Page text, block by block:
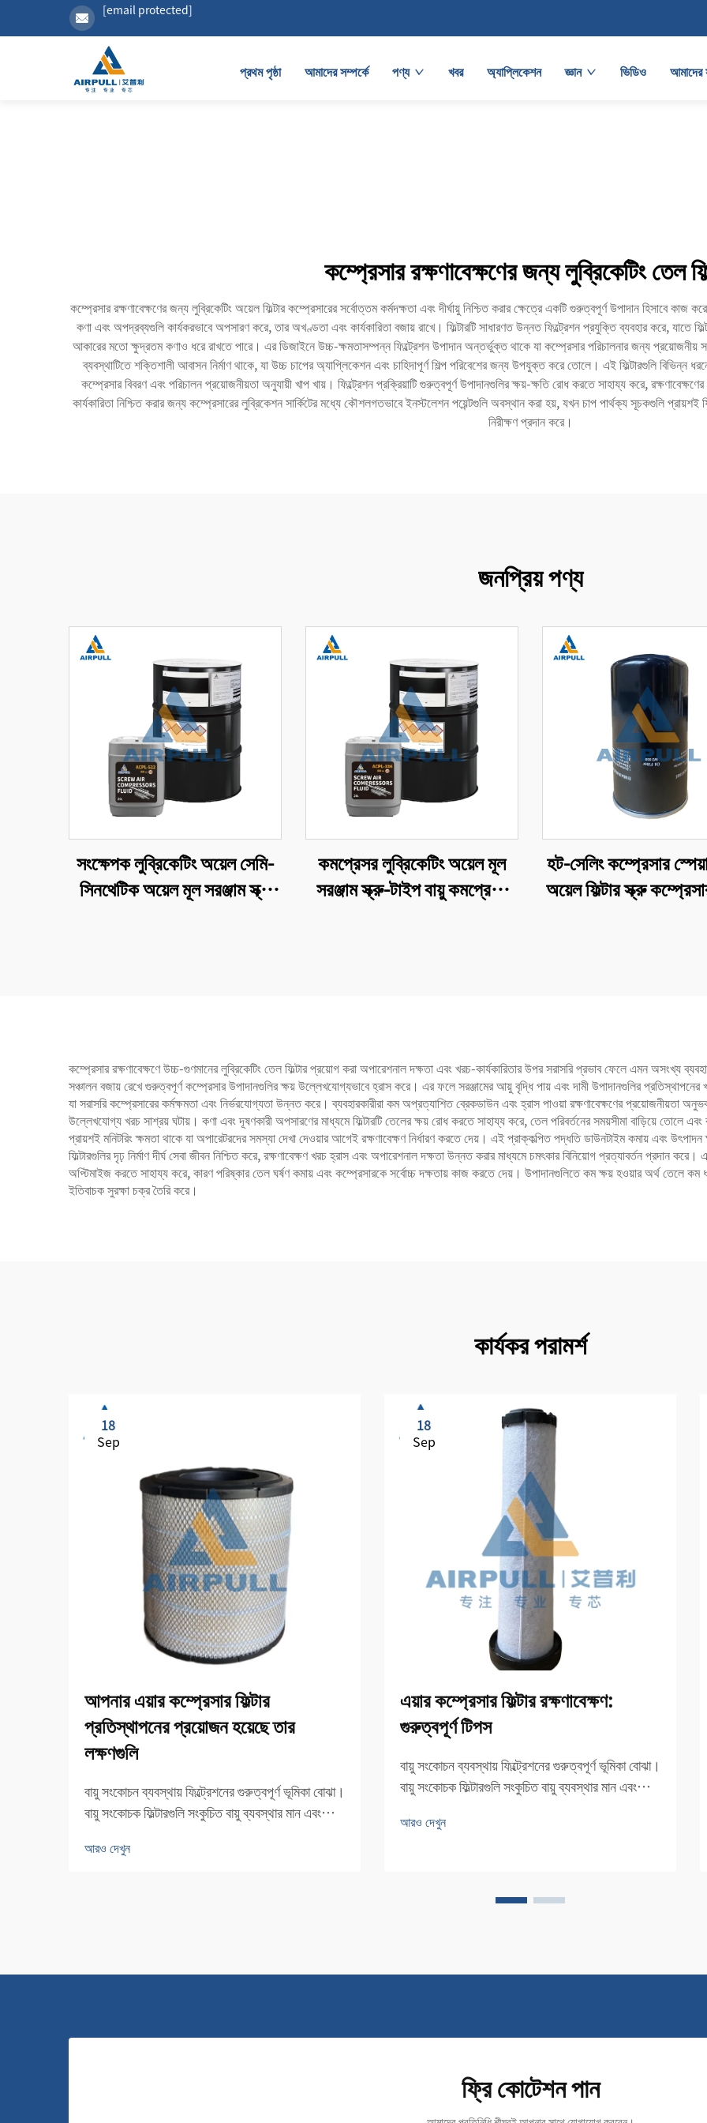
[email protected]
প্রথম পৃষ্ঠা আমাদের সম্পর্কে পণ্য খবর অ্যাপ্লিকেশন জ্ঞান ভিডিও
কম্প্রেসার রক্ষণাবেক্ষণের জন্য লুব্রিকেটিং তেল
কম্প্রেসার রক্ষণাবেক্ষণের জন্য লুব্রিকেটিং অয়েল ফিল্টার কম্প্রেসারের সর্বোত্তম কর্মদক্ষতা এবং দীর্ঘায়ু নিশ্চিত করার ক্ষেত্রে একটি গুরুত্বপূর্ণ উপাদান হিসাবে
কণা এবং অপদ্রব্যগুলি কার্যকরভাবে অপসারণ করে, তার অখণ্ডতা এবং কার্যকারিতা বজায় রাখে। ফিল্টারটি সাধারণত উন্নত ফিল্ট্রেশন প্রযুক্তি ব্যবহার করে,
আকারের মতো ক্ষুদ্রতম কণাও ধরে রাখতে পারে। এর ডিজাইনে উচ্চ-ক্ষমতাসম্পন্ন ফিল্ট্রেশন উপাদান অন্তর্ভুক্ত থাকে যা কম্প্রেসার পরিচালনার জন্য প্রয়োজনীয়
ব্যবস্থাটিতে শক্তিশালী আবাসন নির্মাণ থাকে, যা উচ্চ চাপের অ্যাপ্লিকেশন এবং চাহিদাপূর্ণ শিল্প পরিবেশের জন্য উপযুক্ত করে তোলে। এই ফিল্টারগুলি বিভিন্ন
কম্প্রেসার বিবরণ এবং পরিচালন প্রয়োজনীয়তা অনুযায়ী খাপ খায়। ফিল্ট্রেশন প্রক্রিয়াটি গুরুত্বপূর্ণ উপাদানগুলির ক্ষয়-ক্ষতি রোধ করতে সাহায্য করে,
কার্যকারিতা নিশ্চিত করার জন্য কম্প্রেসারের লুব্রিকেশন সার্কিটের মধ্যে কৌশলগতভাবে ইনস্টলেশন পয়েন্টগুলি অবস্থান করা হয়, যখন চাপ পার্থক্য সূচকগুলি প্রায়শই
নিরীক্ষণ প্রদান করে।
জনপ্রিয় পণ্য
সংক্ষেপক লুব্রিকেটিং অয়েল সেমি-
সিনথেটিক অয়েল মূল সরঞ্জাম স্ক্রু
কমপ্রেসর লুব্রিকেটিং অয়েল মূল
সরঞ্জাম স্ক্রু-টাইপ বায়ু কমপ্রেসর
হট-সেলিং কম্প্রেসার
অয়েল ফিল্টার স্ক্রু
কম্প্রেসার রক্ষণাবেক্ষণে উচ্চ-গুণমানের লুব্রিকেটিং তেল ফিল্টার প্রয়োগ করা অপারেশনাল দক্ষতা এবং খরচ-কার্যকারিতার উপর সরাসরি প্রভাব ফেলে এমন অসংখ্য
সঞ্চালন বজায় রেখে গুরুত্বপূর্ণ কম্প্রেসার উপাদানগুলির ক্ষয় উল্লেখযোগ্যভাবে হ্রাস করে। এর ফলে সরঞ্জামের আয়ু বৃদ্ধি পায় এবং দামী উপাদানগুলির
যা সরাসরি কম্প্রেসারের কর্মক্ষমতা এবং নির্ভরযোগ্যতা উন্নত করে। ব্যবহারকারীরা কম অপ্রত্যাশিত ব্রেকডাউন এবং হ্রাস পাওয়া রক্ষণাবেক্ষণের প্রয়োজনীয়তা
উল্লেখযোগ্য খরচ সাশ্রয় ঘটায়। কণা এবং দূষণকারী অপসারণের মাধ্যমে ফিল্টারটি তেলের ক্ষয় রোধ করতে সাহায্য করে, তেল পরিবর্তনের সময়সীমা বাড়িয়ে তোলে
প্রায়শই মনিটরিং ক্ষমতা থাকে যা অপারেটরদের সমস্যা দেখা দেওয়ার আগেই রক্ষণাবেক্ষণ নির্ধারণ করতে দেয়। এই প্রাক্‌কল্পিত পদ্ধতি ডাউনটাইম কমায় এবং
ফিল্টারগুলির দৃঢ় নির্মাণ দীর্ঘ সেবা জীবন নিশ্চিত করে, রক্ষণাবেক্ষণ খরচ হ্রাস এবং অপারেশনাল দক্ষতা উন্নত করার মাধ্যমে চমৎকার বিনিয়োগ প্রত্যাবর্তন প্রদান
অপ্টিমাইজ করতে সাহায্য করে, কারণ পরিষ্কার তেল ঘর্ষণ কমায় এবং কম্প্রেসারকে সর্বোচ্চ দক্ষতায় কাজ করতে দেয়। উপাদানগুলিতে কম ক্ষয় হওয়ার অর্থ তেলে
ইতিবাচক সুরক্ষা চক্র তৈরি করে।
কার্যকর পরামর্শ
18
Sep
আপনার এয়ার কম্প্রেসার ফিল্টার
প্রতিস্থাপনের প্রয়োজন হয়েছে তার
লক্ষণগুলি
বায়ু সংকোচন ব্যবস্থায় ফিল্ট্রেশনের গুরুত্বপূর্ণ ভূমিকা বোঝা।
বায়ু সংকোচক ফিল্টারগুলি সংকুচিত বায়ু ব্যবস্থার মান এবং
করে। এই অপরিহার্য উপাদানগুলি সংকোচক এবং আরও
আরও দেখুন
18
Sep
এয়ার কম্প্রেসার ফিল্টার রক্ষণাবেক্ষণ:
গুরুত্বপূর্ণ টিপস
বায়ু সংকোচন ব্যবস্থায় ফিল্ট্রেশনের গুরুত্বপূর্ণ ভূমিকা বোঝা।
বায়ু সংকোচক ফিল্টারগুলি সংকুচিত বায়ু ব্যবস্থার মান এবং
করে। এই অপরিহার্য উপাদানগুলি সংকোচক এবং আরও
আরও দেখুন
ফ্রি কোটেশন পান